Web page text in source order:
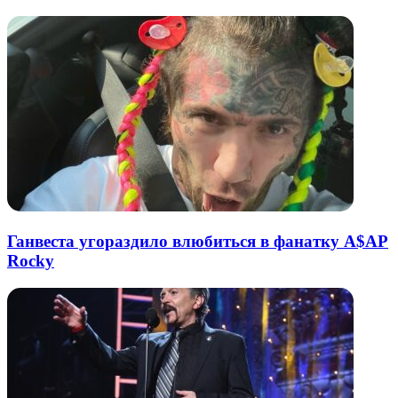
Ганвеста угораздило влюбиться в фанатку A$AP
Rocky